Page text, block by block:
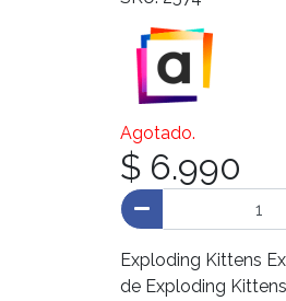
Agotado.
$ 6.990
Exploding Kittens
de Exploding